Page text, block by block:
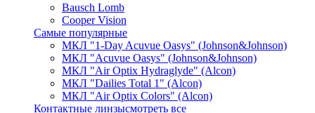
Bausch Lomb
Cooper Vision
Самые популярные
МКЛ "1-Day Acuvue Oasys" (Johnson&Johnson)
МКЛ "Acuvue Oasys" (Johnson&Johnson)
МКЛ "Air Optix Hydraglyde" (Alcon)
МКЛ "Dailies Total 1" (Alcon)
МКЛ "Air Optix Colors" (Alcon)
Контактные линзысмотреть все